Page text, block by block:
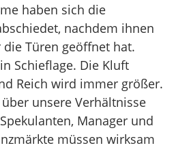
haben sich die
nachdem ihnen
die Türen ge­öffnet hat.
Schieflage. Die Kluft
Reich wird immer größer.
unsere Verhältnisse
Manager und
müssen wirksam